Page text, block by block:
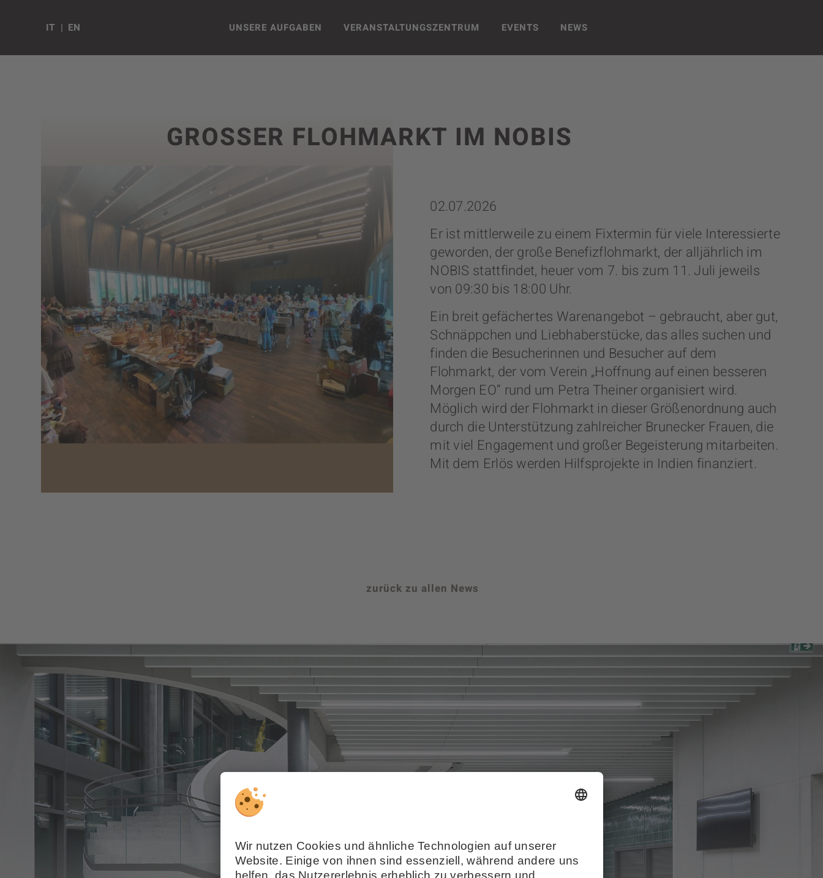
IT EN UNSERE AUFGABEN VERANSTALTUNGS­­­ZENTRUM EVENTS NEWS
GROSSER FLOHMARKT IM NOBIS
02.07.2026
Er ist mittlerweile zu einem Fixtermin für viele Interessierte
geworden, der große Benefizflohmarkt, der alljährlich im
NOBIS stattfindet, heuer vom 7. bis zum 11. Juli jeweils
von 09:30 bis 18:00 Uhr.
Ein breit gefächertes Warenangebot – gebraucht, aber gut,
Schnäppchen und Liebhaberstücke, das alles suchen und
finden die Besucherinnen und Besucher auf dem
Flohmarkt, der vom Verein „Hoffnung auf einen besseren
Morgen EO“ rund um Petra Theiner organisiert wird.
Möglich wird der Flohmarkt in dieser Größenordnung auch
durch die Unterstützung zahlreicher Brunecker Frauen, die
mit viel Engagement und großer Begeisterung mitarbeiten.
Mit dem Erlös werden Hilfsprojekte in Indien finanziert.
zurück zu allen News